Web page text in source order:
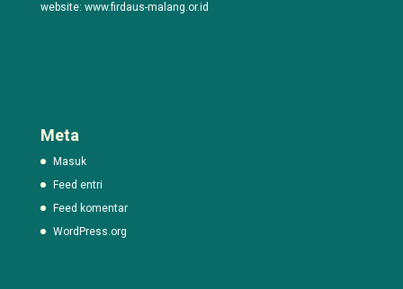
website: www.firdaus-malang.or.id
Meta
Masuk
Feed entri
Feed komentar
WordPress.org